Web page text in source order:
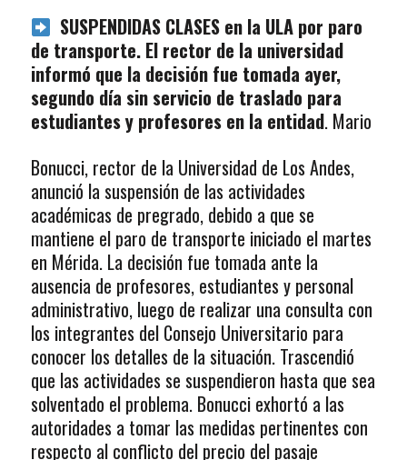
SUSPENDIDAS CLASES en la ULA por paro
de transporte. El rector de la universidad
informó que la decisión fue tomada ayer,
segundo día sin servicio de traslado para
estudiantes y profesores en la entidad. Mario
Bonucci, rector de la Universidad de Los Andes,
anunció la suspensión de las actividades
académicas de pregrado, debido a que se
mantiene el paro de transporte iniciado el martes
en Mérida. La decisión fue tomada ante la
ausencia de profesores, estudiantes y personal
administrativo, luego de realizar una consulta con
los integrantes del Consejo Universitario para
conocer los detalles de la situación. Trascendió
que las actividades se suspendieron hasta que sea
solventado el problema. Bonucci exhortó a las
autoridades a tomar las medidas pertinentes con
respecto al conflicto del precio del pasaje